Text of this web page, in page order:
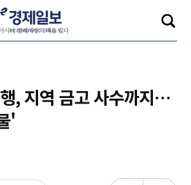
, 지역 금고 사수까지…
'